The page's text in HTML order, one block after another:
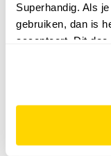
Superhandig. Als
gebruiken, dan is
accepteert. Dit
website niet